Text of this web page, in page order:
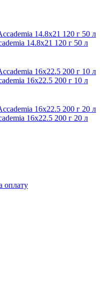
14.8х21 120 г 50 л
16х22.5 200 г 10 л
16х22.5 200 г 20 л
оплату